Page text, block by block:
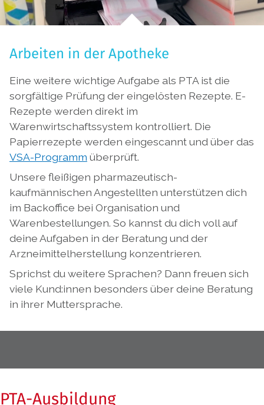
Arbeiten in der Apotheke
Eine weitere wichtige Aufgabe als PTA ist die
sorgfältige Prüfung der eingelösten Rezepte. E-
Rezepte werden direkt im
Warenwirtschaftssystem kontrolliert. Die
Papierrezepte werden eingescannt und über das
VSA-Programm überprüft.
Unsere fleißigen pharmazeutisch-
kaufmännischen Angestellten unterstützen dich
im Backoffice bei Organisation und
Warenbestellungen. So kannst du dich voll auf
deine Aufgaben in der Beratung und der
Arzneimittelherstellung konzentrieren.
Sprichst du weitere Sprachen? Dann freuen sich
viele Kund:innen besonders über deine Beratung
in ihrer Muttersprache.
PTA-Ausbildung